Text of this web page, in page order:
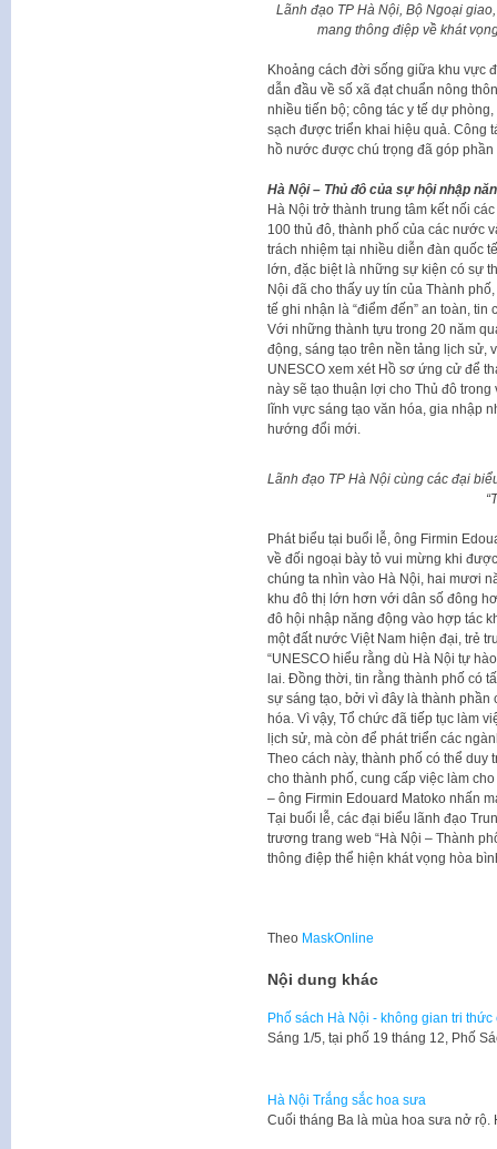
Lãnh đạo TP Hà Nội, Bộ Ngoại
mang thông điệp về khát
Khoảng cách đời sống giữa khu vực
dẫn đầu về số xã đạt chuẩn nông
nhiều tiến bộ; công tác y tế dự
sạch được triển khai hiệu quả. Công
hồ nước được chú trọng đã góp
Hà Nội – Thủ đô của sự hội nhập
Hà Nội trở thành trung tâm kết nối
100 thủ đô, thành phố của các nước
trách nhiệm tại nhiều diễn đàn quốc
lớn, đặc biệt là những sự kiện có sự
Nội đã cho thấy uy tín của Thành
tế ghi nhận là “điểm đến” an toàn, tin
Với những thành tựu trong 20 năm
động, sáng tạo trên nền tảng lịch sử,
UNESCO xem xét Hồ sơ ứng cử để
này sẽ tạo thuận lợi cho Thủ đô
lĩnh vực sáng tạo văn hóa, gia nhập
hướng đổi mới.
Lãnh đạo TP Hà Nội cùng các đại
Phát biểu tại buổi lễ, ông Firmin
về đối ngoại bày tỏ vui mừng khi
chúng ta nhìn vào Hà Nội, hai mươi
khu đô thị lớn hơn với dân số đông
đô hội nhập năng động vào hợp tác
một đất nước Việt Nam hiện đại, trẻ
“UNESCO hiểu rằng dù Hà Nội tự
lai. Đồng thời, tin rằng thành phố có
sự sáng tạo, bởi vì đây là thành phần
hóa. Vì vậy, Tổ chức đã tiếp tục làm
lịch sử, mà còn để phát triển các
Theo cách này, thành phố có thể
cho thành phố, cung cấp việc làm
– ông Firmin Edouard Matoko nhấn
Tại buổi lễ, các đại biểu lãnh đạo
trương trang web “Hà Nội – Thành
thông điệp thể hiện khát vọng hòa
Theo MaskOnline
Nội dung khác
Phố sách Hà Nội - không gian tri thức
Sáng 1/5, tại phố 19 tháng 12, Phố
Hà Nội Trắng sắc hoa sưa
Cuối tháng Ba là mùa hoa sưa nở